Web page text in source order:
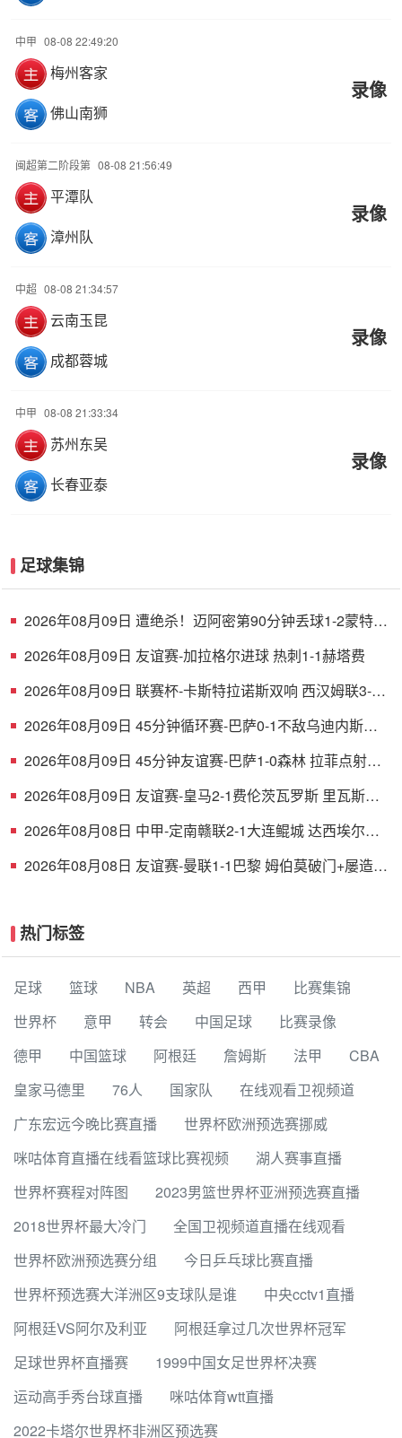
中甲 08-08 22:49:20
梅州客家
佛山南狮
录像
闽超第二阶段第 08-08 21:56:49
平潭队
漳州队
录像
中超 08-08 21:34:57
云南玉昆
成都蓉城
录像
中甲 08-08 21:33:34
苏州东吴
长春亚泰
录像
足球集锦
2026年08月09日 遭绝杀！迈阿密第90分钟丢球1-2蒙特雷
2026年08月09日 友谊赛-加拉格尔进球 热刺1-1赫塔费
2026年08月09日 联赛杯-卡斯特拉诺斯双响 西汉姆联3-1
2026年08月09日 45分钟循环赛-巴萨0-1不敌乌迪内斯无
2026年08月09日 45分钟友谊赛-巴萨1-0森林 拉菲点射费
2026年08月09日 友谊赛-皇马2-1费伦茨瓦罗斯 里瓦斯建
2026年08月08日 中甲-定南赣联2-1大连鲲城 达西埃尔两
2026年08月08日 友谊赛-曼联1-1巴黎 姆伯莫破门+屡造险
热门标签
足球 篮球 NBA 英超 西甲
比赛集锦
世界杯
意甲 转会 中国足球
比赛录像
德甲
中国篮球 阿根廷 詹姆斯 法甲
CBA
皇家马德里
76人 国家队
在线观看卫视频道
广东宏远今晚比赛直播
世界杯欧洲预选赛挪威
咪咕体育直播在线看篮球比赛视频
湖人赛事直播
世界杯赛程对阵图
2023男篮世界杯亚洲预选赛直播
2018世界杯最大冷门
全国卫视频道直播在线观看
世界杯欧洲预选赛分组
今日乒乓球比赛直播
世界杯预选赛大洋洲区9支球队是谁
中央cctv1直播
阿根廷VS阿尔及利亚
阿根廷拿过几次世界杯冠军
足球世界杯直播赛
1999中国女足世界杯决赛
运动高手秀台球直播
咪咕体育wtt直播
2022卡塔尔世界杯非洲区预选赛